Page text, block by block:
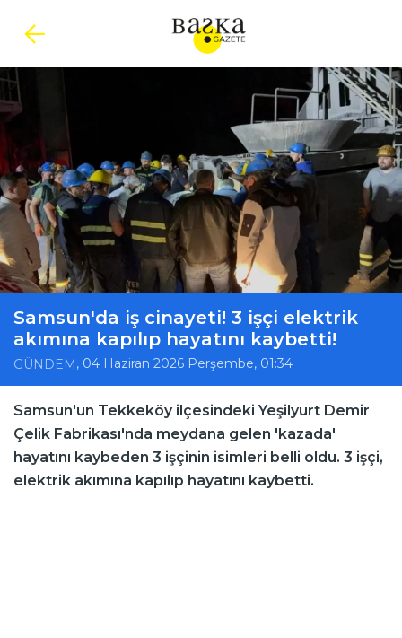
Samsun'da iş cinayeti! 3 işçi elektrik
akımına kapılıp hayatını kaybetti!
GÜNDEM , 04 Haziran 2026 Perşembe, 01:34
Samsun'un Tekkeköy ilçesindeki Yeşilyurt Demir
Çelik Fabrikası'nda meydana gelen 'kazada'
hayatını kaybeden 3 işçinin isimleri belli oldu. 3 işçi,
elektrik akımına kapılıp hayatını kaybetti.